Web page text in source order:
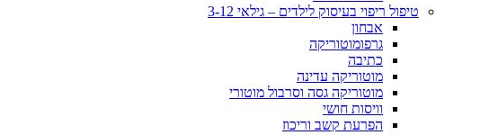
טיפול ריפוי בעיסוק לילדים – גילאי 3-12
אבחון
גרפומוטוריקה
כתיבה
מוטוריקה עדינה
מוטוריקה גסה וסרבול מוטורי
וויסות חושי
הפרעת קשב וריכוז